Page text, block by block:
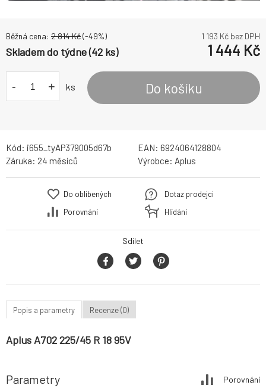
Běžná cena: 2 814Kč(-49%) 1 193 Kč bez DPH
Skladem do týdne (42 ks) 1 444 Kč
- + ks Do košíku
Kód: i655_tyAP379005d67b EAN: 6924064128804
Záruka: 24 měsíců Výrobce: Aplus
Do oblíbených
Porovnání
Dotaz prodejci
Hlídání
Sdílet
Popis a parametry Recenze (0)
Aplus A702 225/45 R 18 95V
Parametry Porovnání